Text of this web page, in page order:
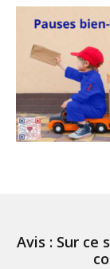
Avis : Sur ce